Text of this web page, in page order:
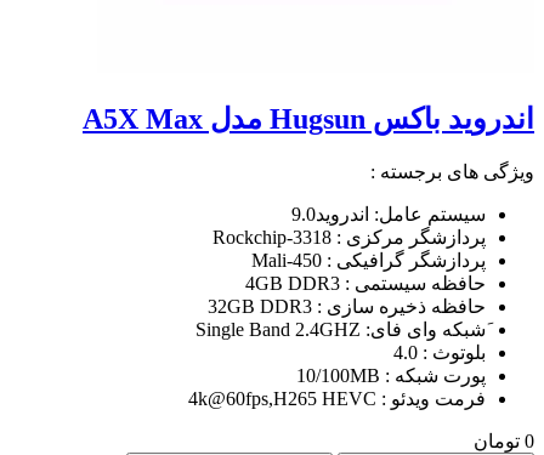
اندروید باکس Hugsun مدل A5X Max
ویژگی های برجسته :
سیستم عامل: اندروید9.0
پردازشگر مرکزی : Rockchip-3318
پردازشگر گرافیکی : Mali-450
حافظه سیستمی : 4GB DDR3
حافظه ذخیره سازی : 32GB DDR3
َشبکه وای فای: Single Band 2.4GHZ
بلوتوث : 4.0
پورت شبکه : 10/100MB
فرمت ویدئو : 4k@60fps,H265 HEVC
0 تومان